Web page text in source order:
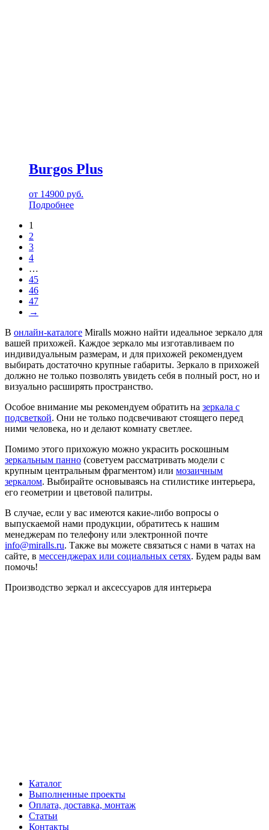
Burgos Plus
от 14900 руб.
Подробнее
1
2
3
4
…
45
46
47
→
В онлайн-каталоге Miralls можно найти идеальное зеркало для
вашей прихожей. Каждое зеркало мы изготавливаем по
индивидуальным размерам, и для прихожей рекомендуем
выбирать достаточно крупные габариты. Зеркало в прихожей
должно не только позволять увидеть себя в полный рост, но и
визуально расширять пространство.
Особое внимание мы рекомендуем обратить на зеркала с
подсветкой. Они не только подсвечивают стоящего перед
ними человека, но и делают комнату светлее.
Помимо этого прихожую можно украсить роскошным
зеркальным панно (советуем рассматривать модели с
крупным центральным фрагментом) или мозаичным
зеркалом. Выбирайте основываясь на стилистике интерьера,
его геометрии и цветовой палитры.
В случае, если у вас имеются какие-либо вопросы о
выпускаемой нами продукции, обратитесь к нашим
менеджерам по телефону или электронной почте
info@miralls.ru. Также вы можете связаться с нами в чатах на
сайте, в мессенджерах или социальных сетях. Будем рады вам
помочь!
Производство зеркал и аксессуаров для интерьера
Каталог
Выполненные проекты
Оплата, доставка, монтаж
Статьи
Контакты